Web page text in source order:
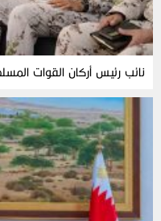
نائب رئيس أركان القوات